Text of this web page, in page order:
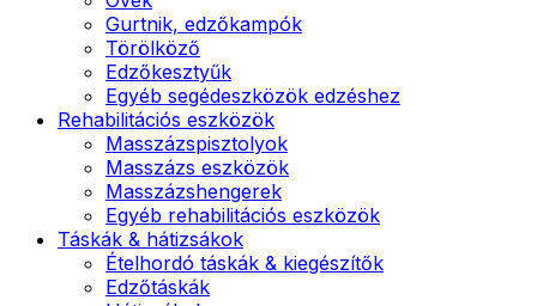
Gurtnik, edzőkampók
Törölköző
Edzőkesztyűk
Egyéb segédeszközök edzéshez
Rehabilitációs eszközök
Masszázspisztolyok
Masszázs eszközök
Masszázshengerek
Egyéb rehabilitációs eszközök
Táskák & hátizsákok
Ételhordó táskák & kiegészítők
Edzőtáskák